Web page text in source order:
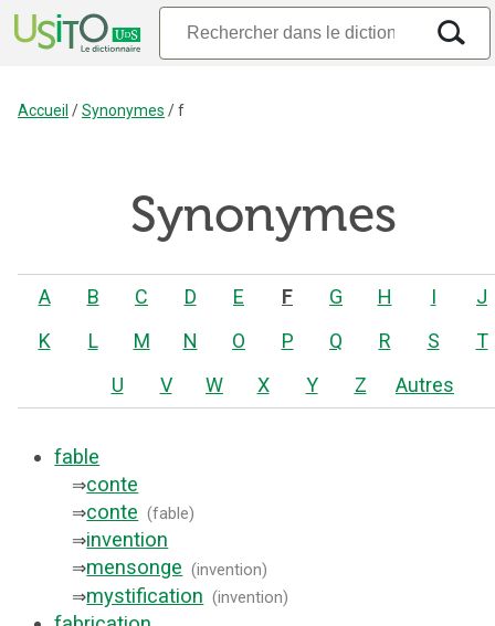
Accueil /Synonymes /f
Synonymes
A B C D E F G H I
J
K
L M N O P Q R S
T
U
V W X Y Z Autres
fable
⇒conte
⇒conte (fable)
⇒invention
⇒mensonge (invention)
⇒mystification (invention)